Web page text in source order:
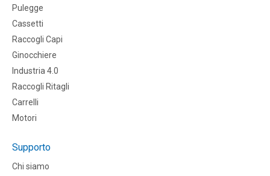
Pulegge
Cassetti
Raccogli Capi
Ginocchiere
Industria 4.0
Raccogli Ritagli
Carrelli
Motori
Supporto
Chi siamo